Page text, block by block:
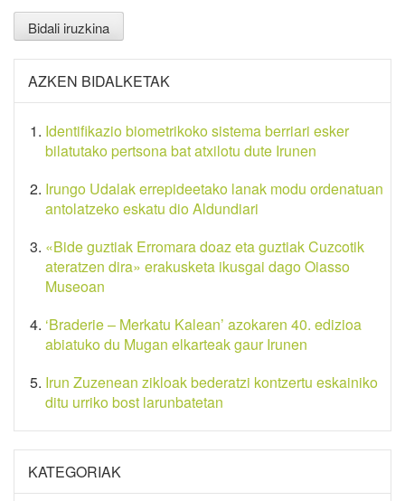
AZKEN BIDALKETAK
Identifikazio biometrikoko sistema berriari esker
bilatutako pertsona bat atxilotu dute Irunen
Irungo Udalak errepideetako lanak modu ordenatuan
antolatzeko eskatu dio Aldundiari
«Bide guztiak Erromara doaz eta guztiak Cuzcotik
ateratzen dira» erakusketa ikusgai dago Oiasso
Museoan
‘Braderie – Merkatu Kalean’ azokaren 40. edizioa
abiatuko du Mugan elkarteak gaur Irunen
Irun Zuzenean zikloak bederatzi kontzertu eskainiko
ditu urriko bost larunbatetan
KATEGORIAK